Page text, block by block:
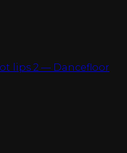
lips 2 — Dancefloor